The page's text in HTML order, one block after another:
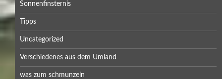
Sonnenfinsternis
Tipps
Uncategorized
Verschiedenes aus dem Umland
was zum schmunzeln